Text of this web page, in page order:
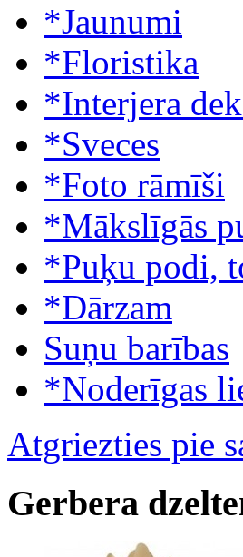
*Jaunumi
*Floristika
*Interjera
*Sveces
*Foto rāmīši
*Mākslīgās
*Puķu podi,
*Dārzam
Suņu barības
*Noderīgas
Atgriezties pie
Gerbera